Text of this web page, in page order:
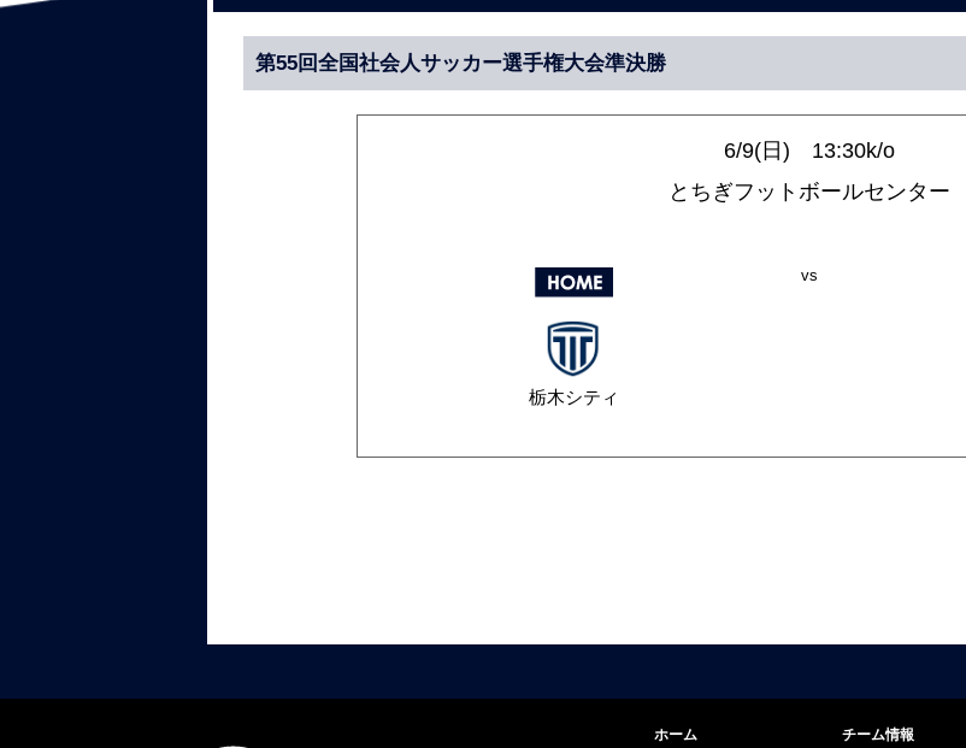
第55回全国社会人サッカー選手権大会準決勝
6/9(日) 13:30k/o
とちぎフットボールセンター
栃木シティ
vs
ホーム チーム情報